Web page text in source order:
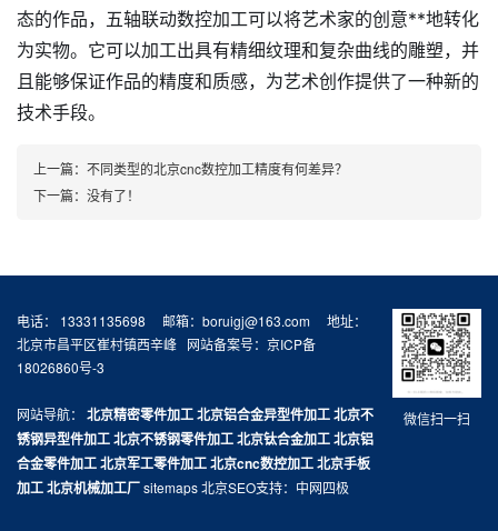
态的作品，五轴联动数控加工可以将艺术家的创意**地转化
为实物。它可以加工出具有精细纹理和复杂曲线的雕塑，并
且能够保证作品的精度和质感，为艺术创作提供了一种新的
技术手段。
上一篇： 不同类型的北京cnc数控加工精度有何差异？
下一篇：没有了！
微信扫一扫
电话： 13331135698 邮箱：boruigj@163.com 地址：
北京市昌平区崔村镇西辛峰 网站备案号： 京ICP备
18026860号-3
网站导航： 北京精密零件加工北京铝合金异型件加工北京不
锈钢异型件加工北京不锈钢零件加工北京钛合金加工北京铝
合金零件加工北京军工零件加工北京cnc数控加工北京手板
加工北京机械加工厂sitemaps北京SEO支持： 中网四极